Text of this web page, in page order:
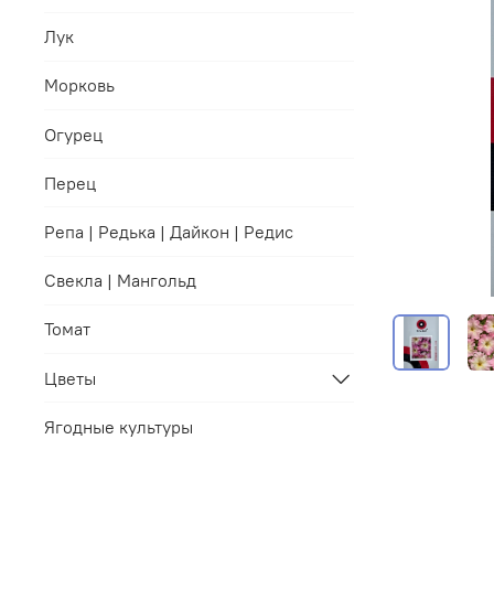
Лук
Морковь
Огурец
Перец
Репа | Редька | Дайкон | Редис
Свекла | Мангольд
Томат
Цветы
Ягодные культуры